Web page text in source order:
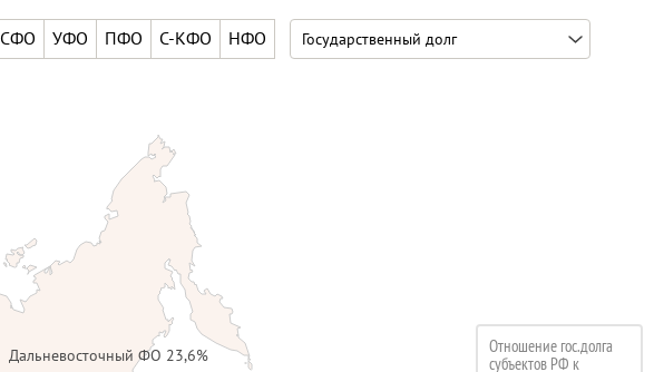
СФО УФО ПФО С-КФО НФО
Дальневосточный ФО 23,6%
Отношение гос.долга
субъектов РФ к